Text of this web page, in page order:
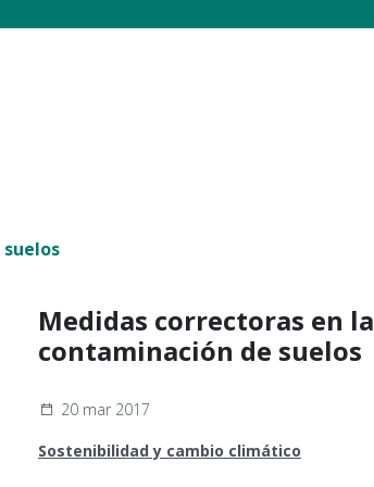
suelos
Medidas correctoras en la
contaminación de suelos
20 mar 2017
Sostenibilidad y cambio climático